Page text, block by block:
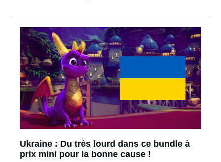
Ukraine : Du très lourd dans ce bundle à
prix mini pour la bonne cause !